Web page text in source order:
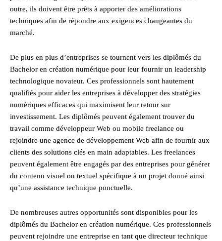
outre, ils doivent être prêts à apporter des améliorations
techniques afin de répondre aux exigences changeantes du
marché.
De plus en plus d’entreprises se tournent vers les diplômés du
Bachelor en création numérique pour leur fournir un leadership
technologique novateur. Ces professionnels sont hautement
qualifiés pour aider les entreprises à développer des stratégies
numériques efficaces qui maximisent leur retour sur
investissement. Les diplômés peuvent également trouver du
travail comme développeur Web ou mobile freelance ou
rejoindre une agence de développement Web afin de fournir aux
clients des solutions clés en main adaptables. Les freelances
peuvent également être engagés par des entreprises pour générer
du contenu visuel ou textuel spécifique à un projet donné ainsi
qu’une assistance technique ponctuelle.
De nombreuses autres opportunités sont disponibles pour les
diplômés du Bachelor en création numérique. Ces professionnels
peuvent rejoindre une entreprise en tant que directeur technique